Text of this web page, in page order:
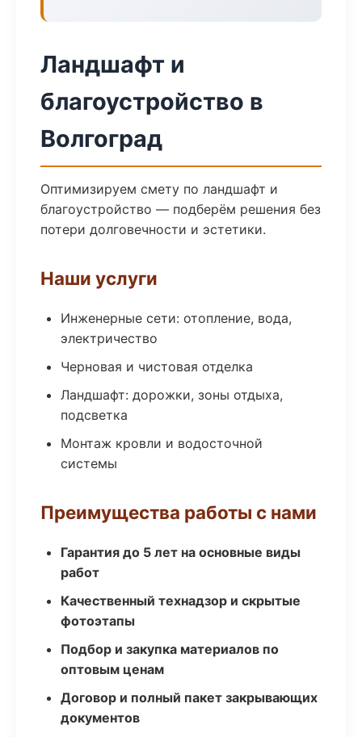
Ландшафт и
благоустройство в
Волгоград
Оптимизируем смету по ландшафт и
благоустройство — подберём решения без
потери долговечности и эстетики.
Наши услуги
Инженерные сети: отопление, вода,
электричество
Черновая и чистовая отделка
Ландшафт: дорожки, зоны отдыха,
подсветка
Монтаж кровли и водосточной
системы
Преимущества работы с нами
Гарантия до 5 лет на основные виды
работ
Качественный технадзор и скрытые
фотоэтапы
Подбор и закупка материалов по
оптовым ценам
Договор и полный пакет закрывающих
документов